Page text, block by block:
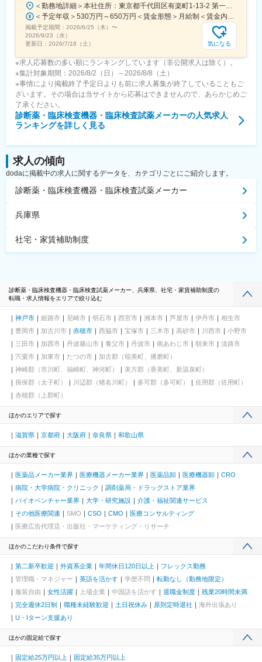
＜勤務地詳細＞本社住所：東京都千代田区有楽町1-13-2 第一生命日比谷ファースト15F受動喫煙対策：屋内全面禁煙変更の範囲：会社の定める事業所（リモートワーク含む）
＜予定年収＞530万円～650万円＜賃金形態＞月給制＜賃金内訳＞月額（基本給）：284,000円～345,000円＜月給＞284,000円～345,000円＜昇給有無＞有＜残業手当＞有＜給与補足＞※当社給与規定により、経験・スキル等を考慮した上で決定いたします。賃金はあくまでも目安の金額であり、選考を通じて上下する可能性があります。月給(月額)は固定手当を含めた表記です。
掲載予定期間： 2026/6/25（木） 〜
2026/9/23（水）
更新日： 2026/7/18（土） 気になる
※求人応募数の多い順にランキングしています（非公開求人は除く）。
※集計対象期間：2026/8/2（日）～2026/8/8（土）
※事情により掲載終了予定日よりも前に求人募集が終了していることもご
ざいます。その場合は当サイトから応募はできませんので、あらかじめご
了承ください。
診断薬・臨床検査機器・臨床検査試薬メーカーの人気求人
ランキングを詳しく見る
求人の傾向
dodaに掲載中の求人に関するデータを、カテゴリごとにご紹介します。
診断薬・臨床検査機器・臨床検査試薬メーカー
兵庫県
社宅・家賃補助制度
診断薬・臨床検査機器・臨床検査試薬メーカー、兵庫県、社宅・家賃補助制度の
転職・求人情報をエリアで絞り込む
神戸市 姫路市 尼崎市 明石市 西宮市 洲本市 芦屋市 伊丹市
相生市
豊岡市
加古川市 赤穂市 西脇市 宝塚市 三木市 高砂市 川西市
小野市
三田市
加西市 丹波篠山市 養父市 丹波市 南あわじ市 朝来市
淡路市
宍粟市
加東市 たつの市
加古郡（稲美町、播磨町）
神崎郡（市川町、福崎町、神河町）
美方郡（香美町、新温泉町）
揖保郡（太子町）
川辺郡（猪名川町） 多可郡（多可町）
佐用郡（佐用町）
赤穂郡（上郡町）
ほかのエリアで探す
滋賀県 京都府 大阪府 奈良県 和歌山県
ほかの業種で探す
医薬品メーカー業界 医療機器メーカー業界 医薬品卸 医療機器卸
CRO
病院・大学病院・クリニック
調剤薬局・ドラッグストア業界
バイオベンチャー業界
大学・研究施設
介護・福祉関連サービス
その他医療関連
SMO CSO CMO
医療コンサルティング
医療広告代理店・出版社・マーケティング・リサーチ
ほかのこだわり条件で探す
第二新卒歓迎 外資系企業 年間休日120日以上
フレックス勤務
管理職・マネジャー
英語を活かす 学歴不問
転勤なし（勤務地限定）
服装自由
女性活躍 上場企業 中国語を活かす 退職金制度
残業20時間未満
完全週休2日制
職種未経験歓迎 土日祝休み 原則定時退社
海外出張あり
U・Iターン支援あり
ほかの固定給で探す
固定給25万円以上 固定給35万円以上